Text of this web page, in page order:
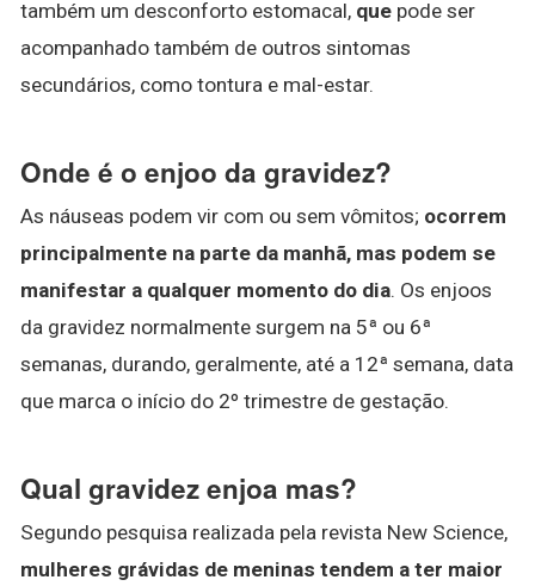
também um desconforto estomacal, que pode ser
acompanhado também de outros sintomas
secundários, como tontura e mal-estar.
Onde é o enjoo da gravidez?
As náuseas podem vir com ou sem vômitos; ocorrem
principalmente na parte da manhã, mas podem se
manifestar a qualquer momento do dia. Os enjoos
da gravidez normalmente surgem na 5ª ou 6ª
semanas, durando, geralmente, até a 12ª semana, data
que marca o início do 2º trimestre de gestação.
Qual gravidez enjoa mas?
Segundo pesquisa realizada pela revista New Science,
mulheres grávidas de meninas tendem a ter maior